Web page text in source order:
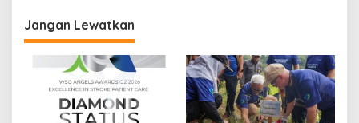
a
Jangan Lewatkan